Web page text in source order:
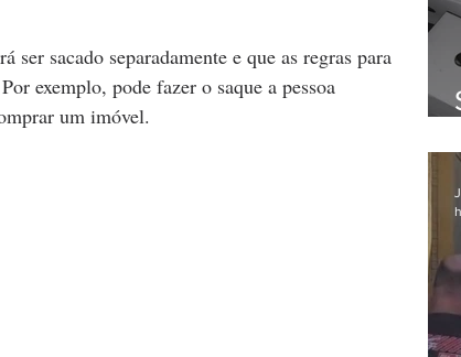
ser sacado separadamente e que as regras para
exemplo, pode fazer o saque a pessoa
um imóvel.